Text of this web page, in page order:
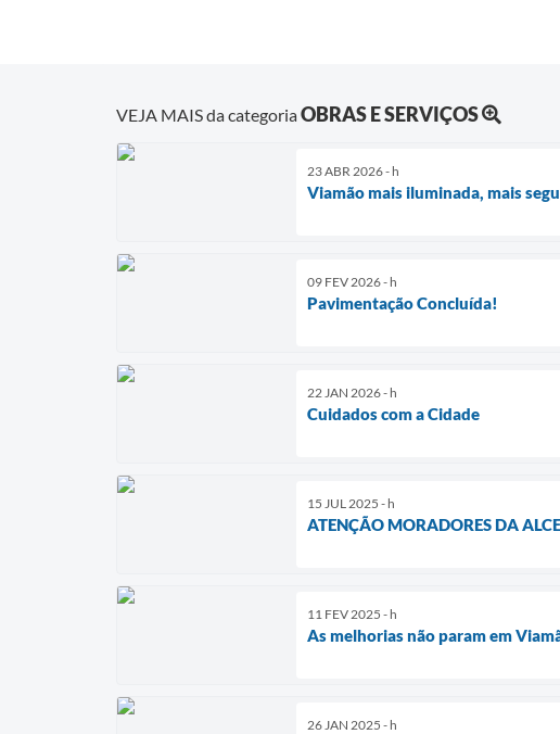
VEJA MAIS da categoriaOBRAS E SERVIÇOS
23 ABR 2026 - h
Viamão mais iluminada, mais
09 FEV 2026 - h
Pavimentação Concluída!
22 JAN 2026 - h
Cuidados com a Cidade
15 JUL 2025 - h
ATENÇÃO MORADORES DA
11 FEV 2025 - h
As melhorias não param em
26 JAN 2025 - h